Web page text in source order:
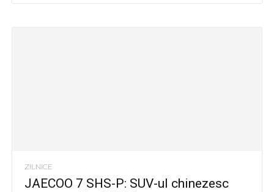
ZILNICE
JAECOO 7 SHS-P: SUV-ul chinezesc